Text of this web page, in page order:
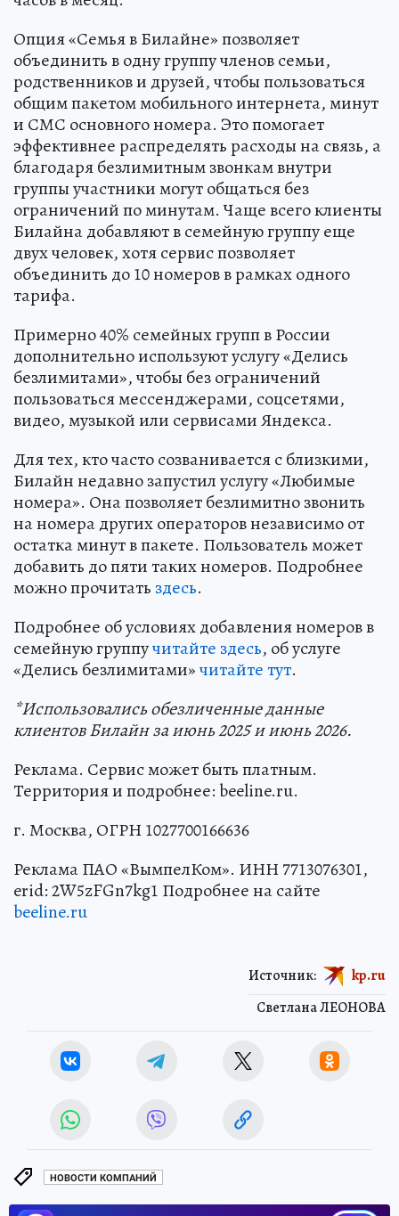
Опция «Семья в Билайне» позволяет
объединить в одну группу членов семьи,
родственников и друзей, чтобы пользоваться
общим пакетом мобильного интернета, минут
и СМС основного номера. Это помогает
эффективнее распределять расходы на связь, а
благодаря безлимитным звонкам внутри
группы участники могут общаться без
ограничений по минутам. Чаще всего клиенты
Билайна добавляют в семейную группу еще
двух человек, хотя сервис позволяет
объединить до 10 номеров в рамках одного
тарифа.
Примерно 40% семейных групп в России
дополнительно используют услугу «Делись
безлимитами», чтобы без ограничений
пользоваться мессенджерами, соцсетями,
видео, музыкой или сервисами Яндекса.
Для тех, кто часто созванивается с близкими,
Билайн недавно запустил услугу «Любимые
номера». Она позволяет безлимитно звонить
на номера других операторов независимо от
остатка минут в пакете. Пользователь может
добавить до пяти таких номеров. Подробнее
можно прочитать здесь.
Подробнее об условиях добавления номеров в
семейную группучитайте здесь, об услуге
«Делись безлимитами»читайте тут.
*Использовались обезличенные данные
клиентов Билайн за июнь 2025 и июнь 2026.
Реклама. Сервис может быть платным.
Территория и подробнее: beeline.ru.
г. Москва, ОГРН 1027700166636
Реклама ПАО «ВымпелКом». ИНН 7713076301,
erid: 2W5zFGn7kg1 Подробнее на сайте
beeline.ru
Светлана ЛЕОНОВА
Источник: kp.ru
НОВОСТИ КОМПАНИЙ